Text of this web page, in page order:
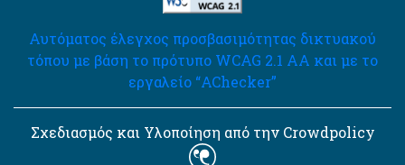
Αυτόματος έλεγχος προσβασιμότητας δικτυακού
τόπου με βάση το πρότυπο WCAG 2.1 AA και με το
εργαλείο “AChecker”
Σχεδιασμός και Υλοποίηση από την Crowdpolicy